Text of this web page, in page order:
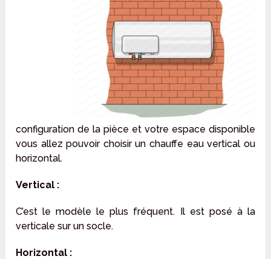
configuration de la pièce et votre espace disponible
vous allez pouvoir choisir un chauffe eau vertical ou
horizontal.
Vertical :
C’est le modèle le plus fréquent. Il est posé à la
verticale sur un socle.
Horizontal :